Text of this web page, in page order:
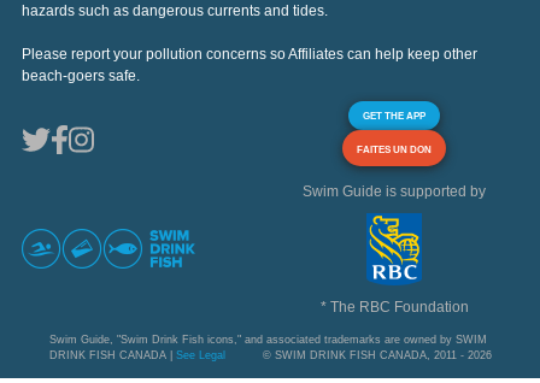
hazards such as dangerous currents and tides.
Please report your pollution concerns so Affiliates can help keep other
beach-goers safe.
GET THE APP
FAITES UN DON
Swim Guide is supported by
* The RBC Foundation
Swim Guide, "Swim Drink Fish icons," and associated trademarks are owned by SWIM
DRINK FISH CANADA | See Legal © SWIM DRINK FISH CANADA, 2011 - 2026